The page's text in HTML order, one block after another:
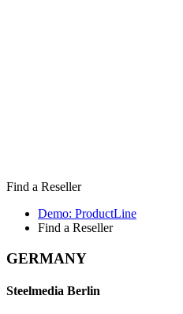
Find a Reseller
Demo: ProductLine
Find a Reseller
GERMANY
Steelmedia Berlin